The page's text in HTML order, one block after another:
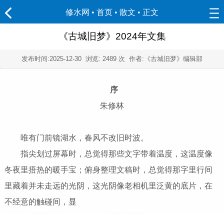
修水网 • 首页 • 散文 • 正文
《古城旧梦》2024年文集
发布时间:2025-12-30 浏览: 2489 次 作者:《古城旧梦》编辑部
序
朱修林
唯有门前镜湖水，春风不改旧时波。
指尖划过屏幕时，总觉得那些文字带着温度，这温度像
冬夜里捂热的暖手宝；俯身整理文稿时，总觉得那字里行间
里藏着并未走远的光阴，这光阴像老相机里泛黄的底片，在
不经意的触碰间，显